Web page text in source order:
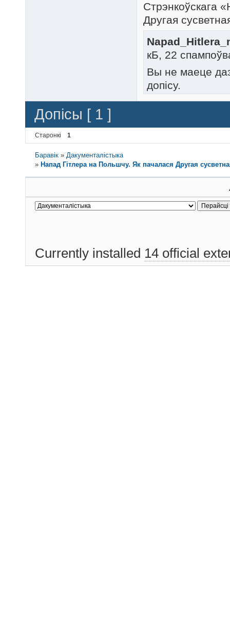
Стрэнкоўскага
Другая
кБ, 22
Вы не маеце
допісу.
Допісы [ 1 ]
Старонкі 1
Баравік » Дакументалістыка
» Напад Гітлера на Польшчу. Як пачалася Другая
Currently installed 14 official